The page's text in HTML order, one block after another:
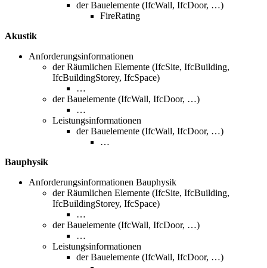
der Bauelemente (IfcWall, IfcDoor, …)
FireRating
Akustik
Anforderungsinformationen
der Räumlichen Elemente (IfcSite, IfcBuilding,
IfcBuildingStorey, IfcSpace)
…
der Bauelemente (IfcWall, IfcDoor, …)
…
Leistungsinformationen
der Bauelemente (IfcWall, IfcDoor, …)
…
Bauphysik
Anforderungsinformationen Bauphysik
der Räumlichen Elemente (IfcSite, IfcBuilding,
IfcBuildingStorey, IfcSpace)
…
der Bauelemente (IfcWall, IfcDoor, …)
…
Leistungsinformationen
der Bauelemente (IfcWall, IfcDoor, …)